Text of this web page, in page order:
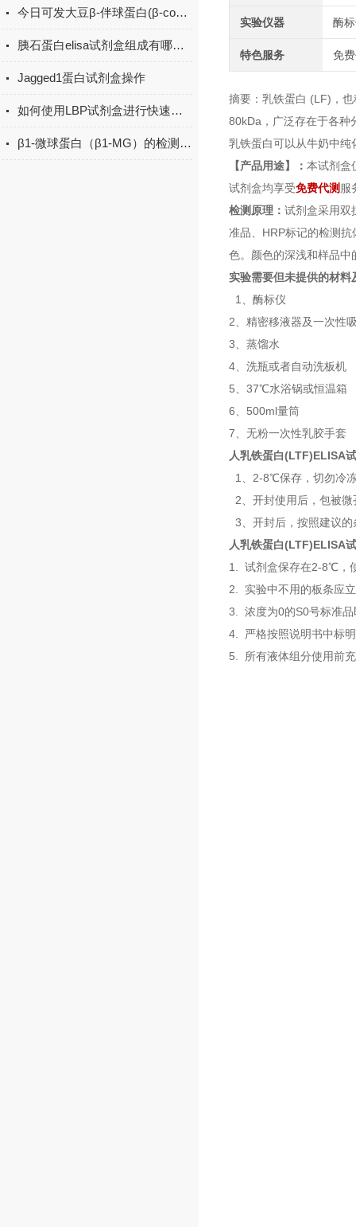
今日可发大豆β-伴球蛋白(β-conglycinin)ELISA试剂盒＠科研
胰石蛋白elisa试剂盒组成有哪些？
Jagged1蛋白试剂盒操作
如何使用LBP试剂盒进行快速检测？
β1-微球蛋白（β1-MG）的检测方法有哪些？
实验仪器 酶
特色服务 免
摘要：乳铁蛋白 (LF)，
80kDa，广泛存在于各种
乳铁蛋白可以从牛奶中纯
【产品用途】： 本试剂盒
试剂盒均享受免费代测服
检测原理： 试剂盒采用双
准品、HRP标记的检测
色。颜色的深浅和样品
实验需要但未提供的材料
1、酶标仪
2、精密移液器及一次性
3、蒸馏水
4、洗瓶或者自动洗板机
5、37℃水浴锅或恒温箱
6、500ml量筒
7、无粉一次性乳胶手套
人乳铁蛋白(LTF)ELISA
1、2-8℃保存，切勿冷
2、开封使用后，包被
3、开封后，按照建议
人乳铁蛋白(LTF)ELISA
1. 试剂盒保存在2-8℃，
2. 实验中不用的板条应
3. 浓度为0的S0号标准品
4. 严格按照说明书中标
5. 所有液体组分使用前